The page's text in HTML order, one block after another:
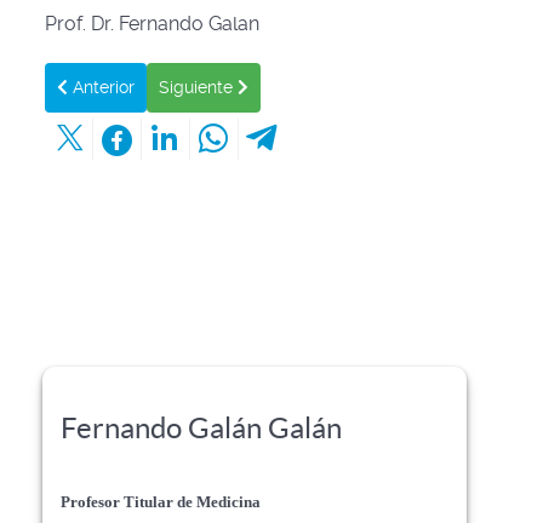
Prof. Dr. Fernando Galan
Artículo anterior: Los artículos de esta web más visitados.
Anterior Artículo siguiente: Enhorabuena a todos los
Siguiente
Fernando Galán Galán
Profesor Titular de Medicina